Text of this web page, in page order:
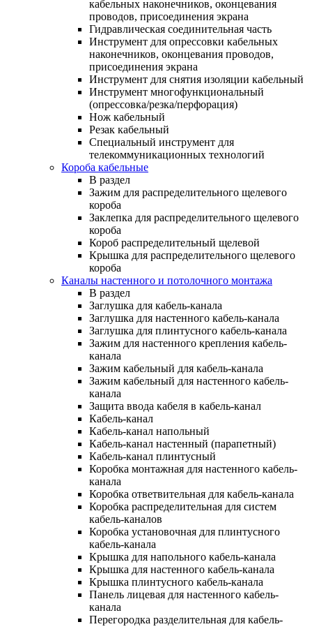
кабельных наконечников, оконцевания
проводов, присоединения экрана
Гидравлическая соединительная часть
Инструмент для опрессовки кабельных
наконечников, оконцевания проводов,
присоединения экрана
Инструмент для снятия изоляции кабельный
Инструмент многофункциональный
(опрессовка/резка/перфорация)
Нож кабельный
Резак кабельный
Специальный инструмент для
телекоммуникационных технологий
Короба кабельные
В раздел
Зажим для распределительного щелевого
короба
Заклепка для распределительного щелевого
короба
Короб распределительный щелевой
Крышка для распределительного щелевого
короба
Каналы настенного и потолочного монтажа
В раздел
Заглушка для кабель-канала
Заглушка для настенного кабель-канала
Заглушка для плинтусного кабель-канала
Зажим для настенного крепления кабель-
канала
Зажим кабельный для кабель-канала
Зажим кабельный для настенного кабель-
канала
Защита ввода кабеля в кабель-канал
Кабель-канал
Кабель-канал напольный
Кабель-канал настенный (парапетный)
Кабель-канал плинтусный
Коробка монтажная для настенного кабель-
канала
Коробка ответвительная для кабель-канала
Коробка распределительная для систем
кабель-каналов
Коробка установочная для плинтусного
кабель-канала
Крышка для напольного кабель-канала
Крышка для настенного кабель-канала
Крышка плинтусного кабель-канала
Панель лицевая для настенного кабель-
канала
Перегородка разделительная для кабель-